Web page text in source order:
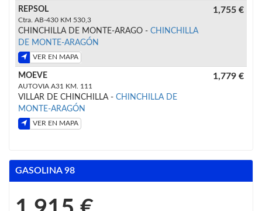
REPSOL
Ctra. AB-430 KM 530,3
CHINCHILLA DE MONTE-ARAGO - CHINCHILLA
DE MONTE-ARAGÓN
VER EN MAPA
1,755 €
MOEVE
AUTOVIA A31 KM. 111
VILLAR DE CHINCHILLA - CHINCHILLA DE
MONTE-ARAGÓN
VER EN MAPA
1,779 €
GASOLINA 98